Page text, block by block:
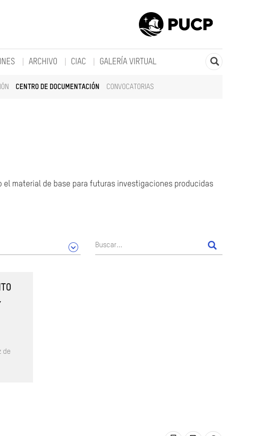
CENTRO DE DOCUMENTACIÓN CONVOCATORIAS
ARCHIVO CIAC GALERÍA VIRTUAL
material de base para futuras investigaciones producidas
de